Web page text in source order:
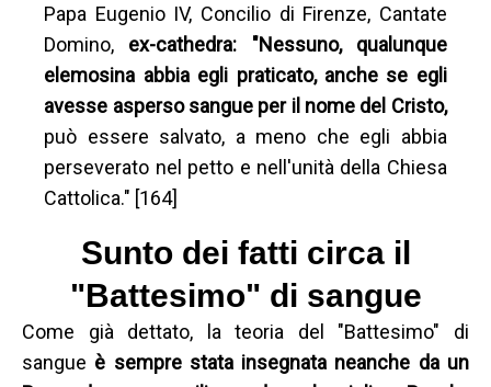
Papa Eugenio IV, Concilio di Firenze, Cantate
Domino, ex-cathedra: "Nessuno, qualunque
elemosina abbia egli praticato, anche se egli
avesse asperso sangue per il nome del Cristo,
può essere salvato, a meno che egli abbia
perseverato nel petto e nell'unità della Chiesa
Cattolica." [164]
Sunto dei fatti circa il
"Battesimo" di sangue
Come già dettato, la teoria del "Battesimo" di
sangue è sempre stata insegnata neanche da un